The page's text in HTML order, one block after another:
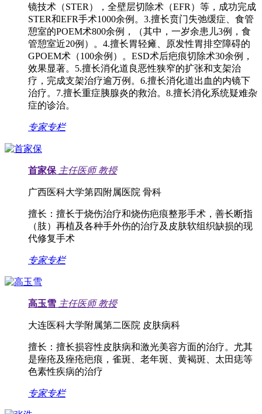
镜技术（STER），全壁层切除术（EFR）等，成功完成
STER和EFR手术1000余例。3.擅长贲门失弛缓症、食管
憩室的POEM术800余例，（其中，一岁余患儿3例，食
管憩室近20例）。4.擅长胃轻瘫、原发性胃排空障碍的
GPOEM术（100余例）。ESD术后疤痕切除术30余例，
效果显著。5.擅长消化道良恶性狭窄的扩张和支架治
疗，完成支架治疗逾万例。6.擅长消化道出血的内镜下
治疗。7.擅长重症胰腺炎的救治。8.擅长消化系统疑难杂
症的诊治。
专家专栏
首家保 主任医师 教授
广西医科大学第四附属医院 骨科
擅长： 擅长于烧伤治疗和烧伤疤痕整形手术，善长断指
（肢）再植及各种手外伤的治疗及皮肤软组织缺损的现
代修复手术
专家专栏
高玉雪 主任医师 教授
大连医科大学附属第二医院 皮肤病科
擅长： 擅长损容性皮肤病和激光美容方面的治疗。尤其
是痤疮及痤疮疤痕，雀斑、老年斑、黄褐斑、太田痣等
色素性疾病的治疗
专家专栏